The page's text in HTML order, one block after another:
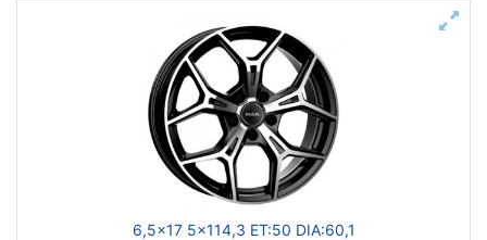
6,5x17 5x114,3 ET:50 DIA:60,1